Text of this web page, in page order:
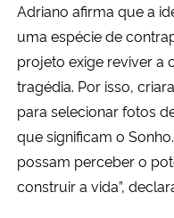
Adriano afirma que a
uma espécie de
projeto exige reviver a
tragédia. Por isso,
para selecionar fotos
que significam o
possam perceber o
construir a vida”,